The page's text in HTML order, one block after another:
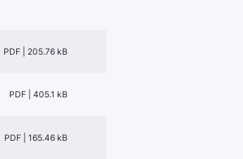
PDF | 205.76 kB
PDF | 405.1 kB
PDF | 165.46 kB